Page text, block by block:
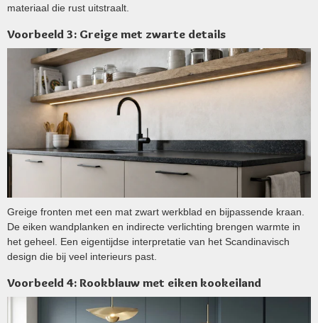
materiaal die rust uitstraalt.
Voorbeeld 3: Greige met zwarte details
Greige fronten met een mat zwart werkblad en bijpassende kraan.
De eiken wandplanken en indirecte verlichting brengen warmte in
het geheel. Een eigentijdse interpretatie van het Scandinavisch
design die bij veel interieurs past.
Voorbeeld 4: Rookblauw met eiken kookeiland